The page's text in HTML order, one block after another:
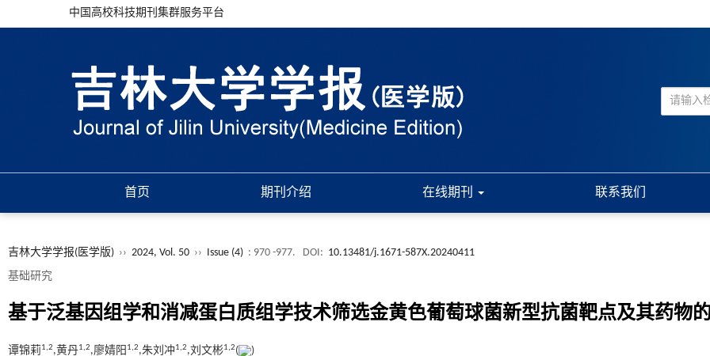
中国高校科技期刊集群服务平台
首页 期刊介绍 在线期刊 联系我们
吉林大学学报(医学版) ›› 2024, Vol. 50 ›› Issue (4) : 970 -977. DOI: 10.13481/j.1671-587X.20240411
基础研究
基于泛基因组学和消减蛋白质组学技术筛选金黄色葡萄球菌新型抗菌靶点及其药物
谭锦莉1,2,黄丹1,2,廖婧阳 1,2,朱刘冲1,2,刘文彬1,2(
)